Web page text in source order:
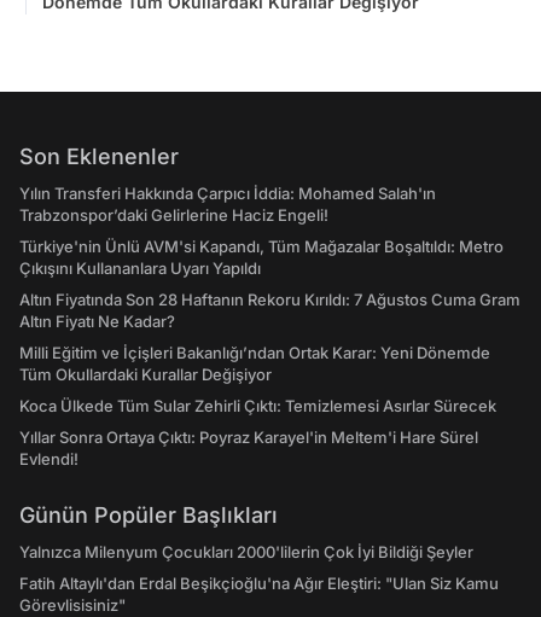
Son Eklenenler
Yılın Transferi Hakkında Çarpıcı İddia: Mohamed Salah'ın
Trabzonspor’daki Gelirlerine Haciz Engeli!
Türkiye'nin Ünlü AVM'si Kapandı, Tüm Mağazalar Boşaltıldı: Metro
Çıkışını Kullananlara Uyarı Yapıldı
Altın Fiyatında Son 28 Haftanın Rekoru Kırıldı: 7 Ağustos Cuma Gram
Altın Fiyatı Ne Kadar?
Milli Eğitim ve İçişleri Bakanlığı’ndan Ortak Karar: Yeni Dönemde
Tüm Okullardaki Kurallar Değişiyor
Koca Ülkede Tüm Sular Zehirli Çıktı: Temizlemesi Asırlar Sürecek
Yıllar Sonra Ortaya Çıktı: Poyraz Karayel'in Meltem'i Hare Sürel
Evlendi!
Günün Popüler Başlıkları
Yalnızca Milenyum Çocukları 2000'lilerin Çok İyi Bildiği Şeyler
Fatih Altaylı'dan Erdal Beşikçioğlu'na Ağır Eleştiri: "Ulan Siz Kamu
Görevlisisiniz"